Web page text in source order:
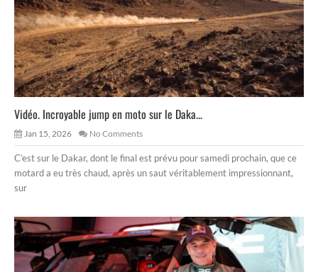
Vidéo. Incroyable jump en moto sur le Daka...
Jan 15, 2026 No Comments
C’est sur le Dakar, dont le final est prévu pour samedi prochain, que ce
motard a eu très chaud, après un saut véritablement impressionnant,
sur